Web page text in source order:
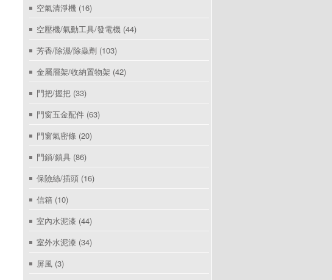
空氣清淨機 (16)
空壓機/氣動工具/發電機 (44)
芳香/除濕/除蟲劑 (103)
金屬層架/收納置物架 (42)
門把/握把 (33)
門窗五金配件 (63)
門窗氣密條 (20)
門鎖/鎖具 (86)
保險絲/插頭 (16)
信箱 (10)
室內水泥漆 (44)
室外水泥漆 (34)
屏風 (3)